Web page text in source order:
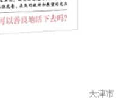
天津市